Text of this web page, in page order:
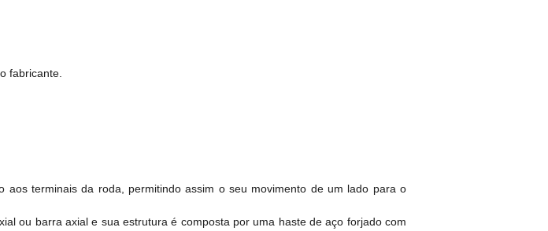
fabricante.
terminais da roda, permitindo assim o seu movimento de um lado para o
ou barra axial e sua estrutura é composta por uma haste de aço forjado com